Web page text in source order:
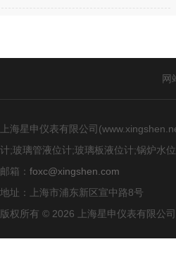
网
上海星申仪表有限公司
计;玻璃管液位计;玻璃板液位计;锅炉水
邮箱： foxc@xingshen.com
地址：上海市浦东新区宣中路8号
版权所有 © 2026 上海星申仪表有限公